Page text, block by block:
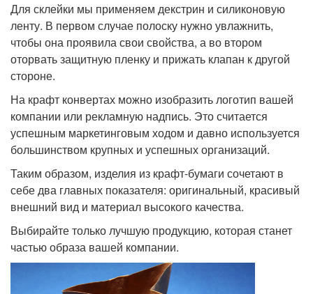
Для склейки мы применяем декстрин и силиконовую
ленту. В первом случае полоску нужно увлажнить,
чтобы она проявила свои свойства, а во втором
оторвать защитную пленку и прижать клапан к другой
стороне.
На крафт конвертах можно изобразить логотип вашей
компании или рекламную надпись. Это считается
успешным маркетинговым ходом и давно используется
большинством крупных и успешных организаций.
Таким образом, изделия из крафт-бумаги сочетают в
себе два главных показателя: оригинальный, красивый
внешний вид и материал высокого качества.
Выбирайте только лучшую продукцию, которая станет
частью образа вашей компании.